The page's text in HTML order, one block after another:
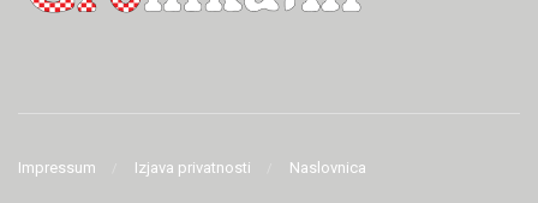
Impressum Izjava privatnosti Naslovnica